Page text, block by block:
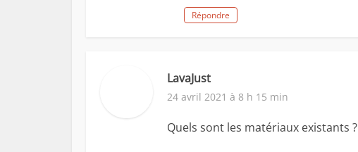
Répondre
LavaJust
24 avril 2021 à 8 h 15 min
Quels sont les matériaux existants ?